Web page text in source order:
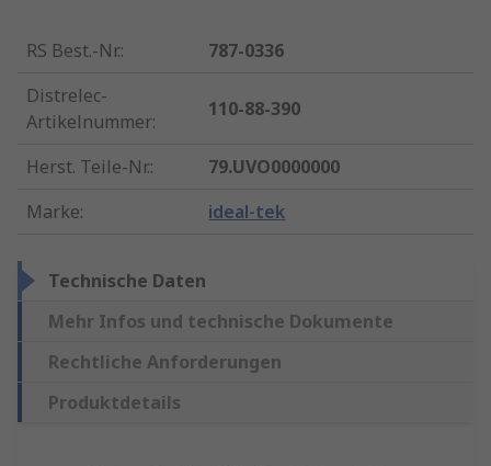
RS Best.-Nr.:
787-0336
Distrelec-
Artikelnummer:
110-88-390
Herst. Teile-Nr.:
79.UVO0000000
Marke: ideal-tek
Technische Daten
Mehr Infos und technische Dokumente
Rechtliche Anforderungen
Produktdetails